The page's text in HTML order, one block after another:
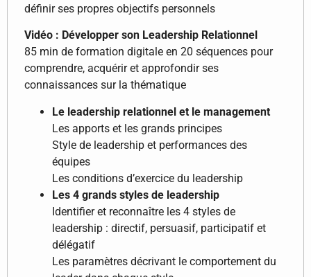
définir ses propres objectifs personnels
Vidéo : Développer son Leadership Relationnel
85 min de formation digitale en 20 séquences pour
comprendre, acquérir et approfondir ses
connaissances sur la thématique
Le leadership relationnel et le management
Les apports et les grands principes
Style de leadership et performances des
équipes
Les conditions d’exercice du leadership
Les 4 grands styles de leadership
Identifier et reconnaître les 4 styles de
leadership : directif, persuasif, participatif et
délégatif
Les paramètres décrivant le comportement du